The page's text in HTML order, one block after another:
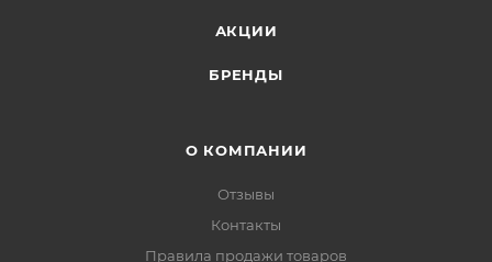
АКЦИИ
БРЕНДЫ
О КОМПАНИИ
Отзывы
Контакты
Правила продажи товаров